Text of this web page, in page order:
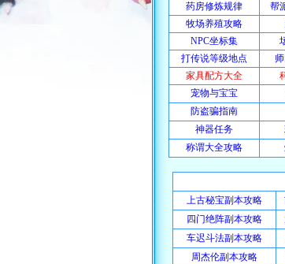
药房修炼规律
帮
牧场养殖攻略
NPC坐标集
打传说等级地点
家具配方大全
宠物与宝宝
防盗骗指南
神器任务
称谓大全攻略
上古秘宝副本攻略
四门绝阵副本攻略
车迟斗法副本攻略
周杰伦副本攻略